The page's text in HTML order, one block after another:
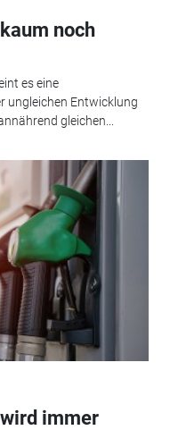
noch
es eine
ungleichen Entwicklung
gleichen...
immer